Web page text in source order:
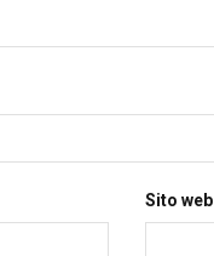
Sito web